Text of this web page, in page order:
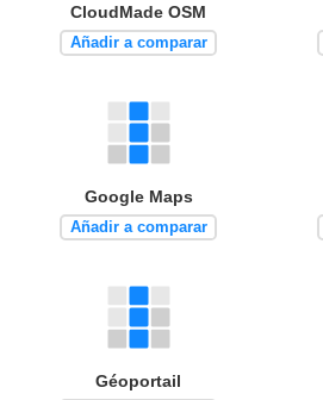
CloudMade OSM
Añadir a comparar
Google Maps
Añadir a comparar
Géoportail